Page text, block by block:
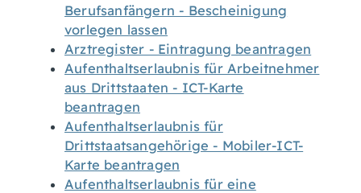
Berufsanfängern - Bescheinigung
vorlegen lassen
Arztregister - Eintragung beantragen
Aufenthaltserlaubnis für Arbeitnehmer
aus Drittstaaten - ICT-Karte
beantragen
Aufenthaltserlaubnis für
Drittstaatsangehörige - Mobiler-ICT-
Karte beantragen
Aufenthaltserlaubnis für eine